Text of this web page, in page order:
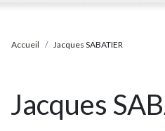
Accueil Jacques SABATIER
Jacques